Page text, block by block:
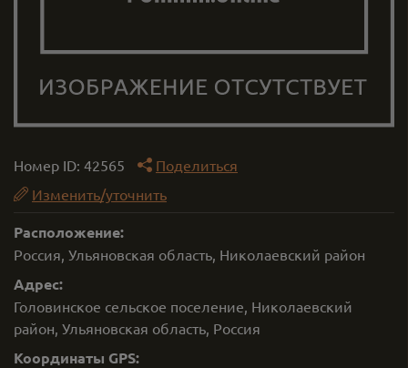
Номер ID: 42565
Поделиться
Изменить/уточнить
Расположение:
Россия, Ульяновская область, Николаевский район
Адрес:
Головинское сельское поселение, Николаевский
район, Ульяновская область, Россия
Координаты GPS: